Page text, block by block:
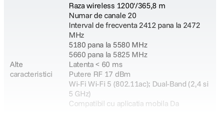
Alte
caracteristici
Raza wireless 1200'/365,8 m
Numar de canale 20
Interval de frecventa 2412 pana la 2472
MHz
5180 pana la 5580 MHz
5660 pana la 5825 MHz
Latenta < 60 ms
Putere RF 17 dBm
Wi-Fi Wi-Fi 5 (802.11ac); Dual-Band (2,4 si
5 GHz)
Compatibil cu aplicatia mobila Da